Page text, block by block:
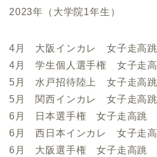
2023年（大学院1年生）
4月 大阪インカレ 女子走高
4月 学生個人選手権 女子走
5月 水戸招待陸上 女子走高
5月 関西インカレ 女子走高
6月 日本選手権 女子走高跳
6月 西日本インカレ 女子走
6月 大阪選手権 女子走高跳